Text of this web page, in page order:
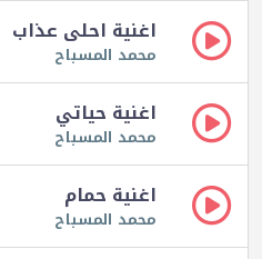
اغنية احلى عذاب
محمد المسباح
اغنية حياتي
محمد المسباح
اغنية حمام
محمد المسباح